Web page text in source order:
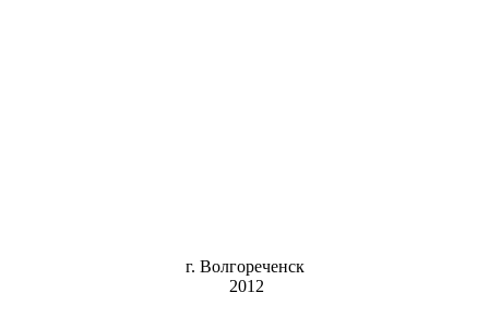
г. Волгореченск
2012